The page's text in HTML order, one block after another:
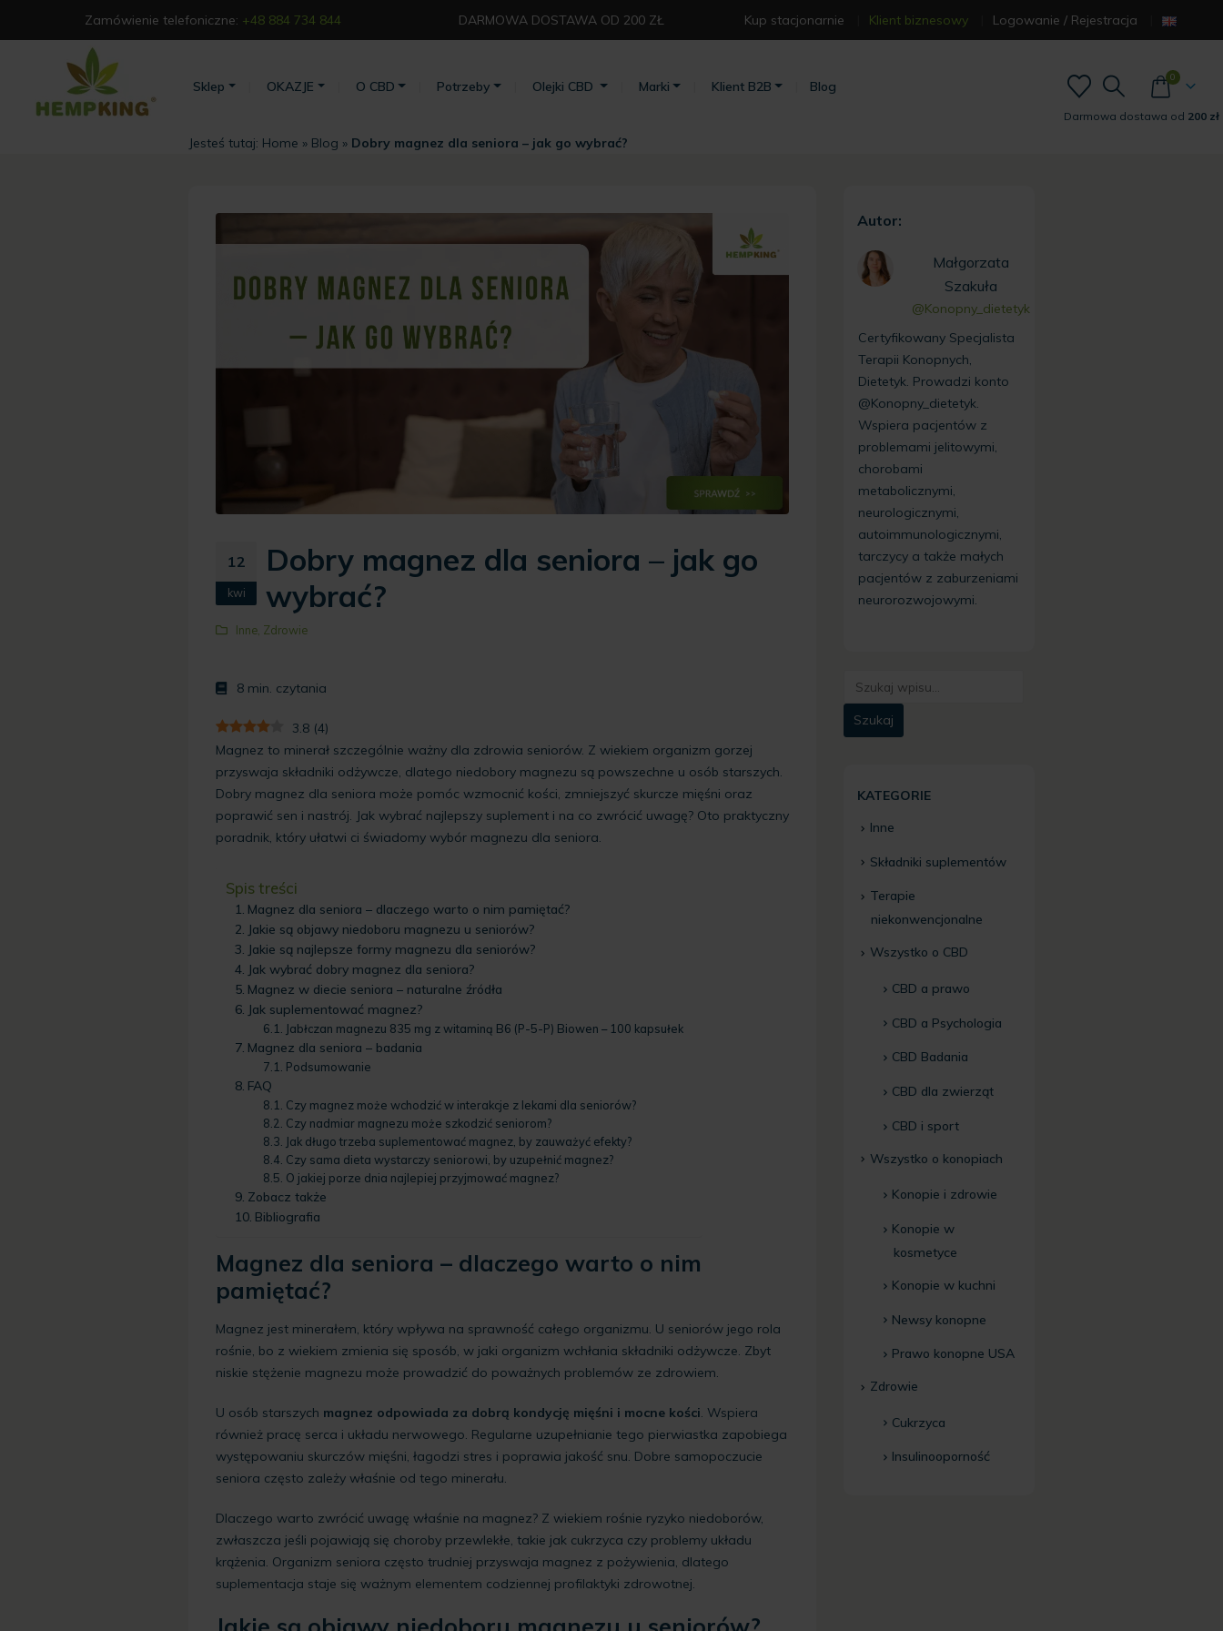
Zamówienie telefoniczne: +48 884 734 844 DARMOWA DOSTAWA OD 200 ZŁ⁣ Kup stacjonarnie Klient biznesowy Logowanie / Rejestracja
Sklep OKAZJE O CBD Potrzeby Olejki CBD Marki Klient B2B Blog
0
Darmowa dostawa od 200 zł
Jesteś tutaj: Home » Blog » Dobry magnez dla seniora – jak go wybrać?
12
kwi
Dobry magnez dla seniora – jak go
wybrać?
Inne, Zdrowie
8 min. czytania
3.8 (4)
Magnez to minerał szczególnie ważny dla zdrowia seniorów. Z wiekiem organizm gorzej
przyswaja składniki odżywcze, dlatego niedobory magnezu są powszechne u osób starszych.
Dobry magnez dla seniora może pomóc wzmocnić kości, zmniejszyć skurcze mięśni oraz
poprawić sen i nastrój. Jak wybrać najlepszy suplement i na co zwrócić uwagę? Oto praktyczny
poradnik, który ułatwi ci świadomy wybór magnezu dla seniora.
Spis treści
Magnez dla seniora – dlaczego warto o nim pamiętać?
Jakie są objawy niedoboru magnezu u seniorów?
Jakie są najlepsze formy magnezu dla seniorów?
Jak wybrać dobry magnez dla seniora?
Magnez w diecie seniora – naturalne źródła
Jak suplementować magnez?
Jabłczan magnezu 835 mg z witaminą B6 (P-5-P) Biowen – 100 kapsułek
Magnez dla seniora – badania
Podsumowanie
FAQ
Czy magnez może wchodzić w interakcje z lekami dla seniorów?
Czy nadmiar magnezu może szkodzić seniorom?
Jak długo trzeba suplementować magnez, by zauważyć efekty?
Czy sama dieta wystarczy seniorowi, by uzupełnić magnez?
O jakiej porze dnia najlepiej przyjmować magnez?
Zobacz także
Bibliografia
Magnez dla seniora – dlaczego warto o nim
pamiętać?
Magnez jest minerałem, który wpływa na sprawność całego organizmu. U seniorów jego rola
rośnie, bo z wiekiem zmienia się sposób, w jaki organizm wchłania składniki odżywcze. Zbyt
niskie stężenie magnezu może prowadzić do poważnych problemów ze zdrowiem.
U osób starszych magnez odpowiada za dobrą kondycję mięśni i mocne kości. Wspiera
również pracę serca i układu nerwowego. Regularne uzupełnianie tego pierwiastka zapobiega
występowaniu skurczów mięśni, łagodzi stres i poprawia jakość snu. Dobre samopoczucie
seniora często zależy właśnie od tego minerału.
Dlaczego warto zwrócić uwagę właśnie na magnez? Z wiekiem rośnie ryzyko niedoborów,
zwłaszcza jeśli pojawiają się choroby przewlekłe, takie jak cukrzyca czy problemy układu
krążenia. Organizm seniora często trudniej przyswaja magnez z pożywienia, dlatego
suplementacja staje się ważnym elementem codziennej profilaktyki zdrowotnej.
Autor:
Małgorzata
Szakuła
@Konopny_dietetyk
Certyfikowany Specjalista
Terapii Konopnych,
Dietetyk. Prowadzi konto
@Konopny_dietetyk.
Wspiera pacjentów z
problemami jelitowymi,
chorobami
metabolicznymi,
neurologicznymi,
autoimmunologicznymi,
tarczycy a także małych
pacjentów z zaburzeniami
neurorozwojowymi.
KATEGORIE
Inne
Składniki suplementów
Terapie
niekonwencjonalne
Wszystko o CBD
CBD a prawo
CBD a Psychologia
CBD Badania
CBD dla zwierząt
CBD i sport
Wszystko o konopiach
Konopie i zdrowie
Konopie w
kosmetyce
Konopie w kuchni
Newsy konopne
Prawo konopne USA
Zdrowie
Cukrzyca
Insulinooporność